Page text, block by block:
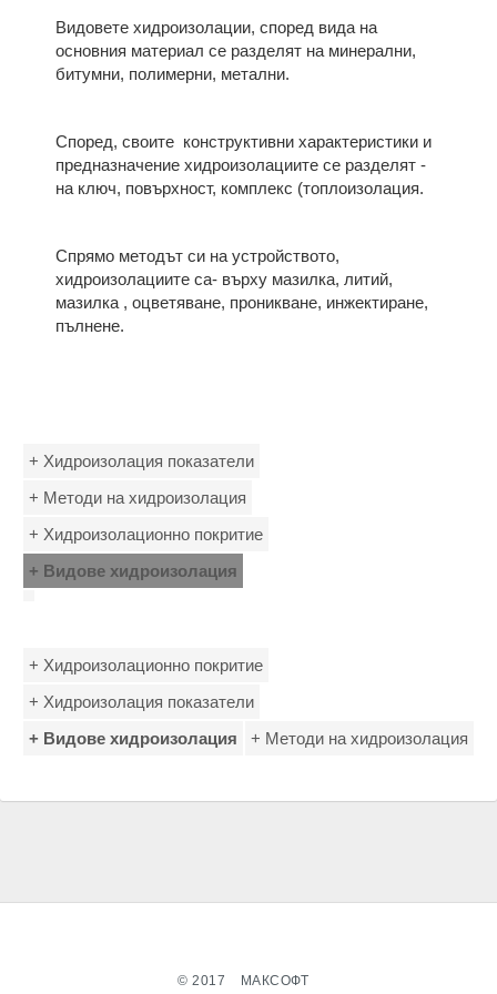
Видовете хидроизолации, според вида на
основния материал се разделят на минерални,
битумни, полимерни, метални.
Според, своите конструктивни характеристики и
предназначение хидроизолациите се разделят -
на ключ, повърхност, комплекс (топлоизолация.
Спрямо методът си на устройството,
хидроизолациите са- върху мазилка, литий,
мазилка , оцветяване, проникване, инжектиране,
пълнене.
+ Хидроизолация показатели
+ Методи на хидроизолация
+ Хидроизолационно покритие
+ Видове хидроизолация
+ Хидроизолационно покритие
+ Хидроизолация показатели
+ Видове хидроизолация
+ Методи на хидроизолация
© 2017 МАКСОФТ